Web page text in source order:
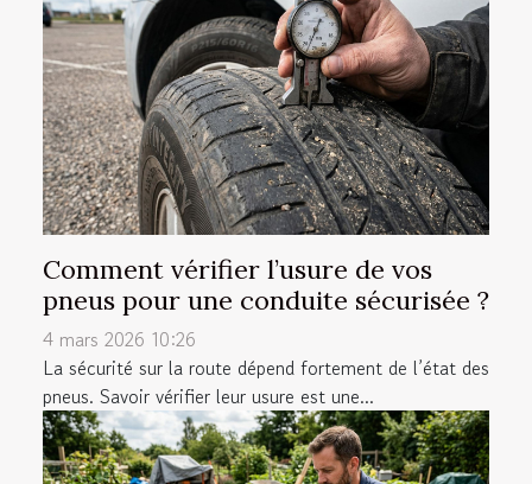
Comment vérifier l’usure de vos
pneus pour une conduite sécurisée ?
4 mars 2026 10:26
La sécurité sur la route dépend fortement de l’état des
pneus. Savoir vérifier leur usure est une...